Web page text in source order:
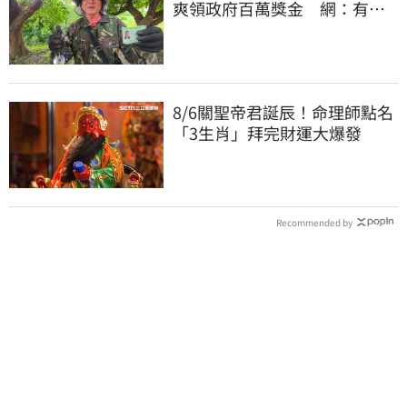
爽領政府百萬獎金 網：有人
8/6關聖帝君誕辰！命理師點名
「3生肖」拜完財運大爆發
Recommended by